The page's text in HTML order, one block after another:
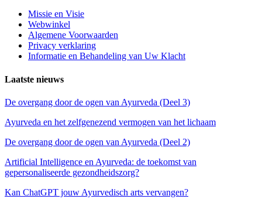
Missie en Visie
Webwinkel
Algemene Voorwaarden
Privacy verklaring
Informatie en Behandeling van Uw Klacht
Laatste nieuws
De overgang door de ogen van Ayurveda (Deel 3)
Ayurveda en het zelfgenezend vermogen van het lichaam
De overgang door de ogen van Ayurveda (Deel 2)
Artificial Intelligence en Ayurveda: de toekomst van
gepersonaliseerde gezondheidszorg?
Kan ChatGPT jouw Ayurvedisch arts vervangen?